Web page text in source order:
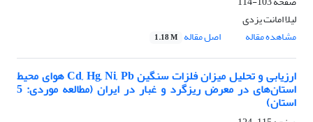
لیلا امانت یزدی
مشاهده مقاله
اصل مقاله 1.18 M
ارزیابی و تحلیل میزان فلزات سنگین Cd, Hg, Ni, Pb هوای محیط
استان‌های در معرض ریزگرد و غبار در ایران (مطالعه موردی: 5
استان)